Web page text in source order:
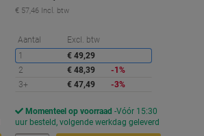
Korting
€ 57,46 Incl. btw
Aantal Excl. btw
1
€ 49,29
2
€ 48,39
-1%
3+
€ 47,49 -3%
Momenteel op voorraad Vóór 15:30
uur besteld, volgende werkdag geleverd